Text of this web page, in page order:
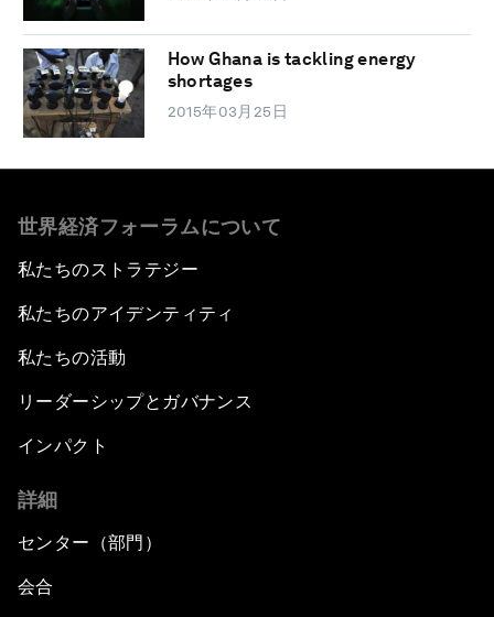
How Ghana is tackling energy
shortages
2015年03月25日
世界経済フォーラムについて
私たちのストラテジー
私たちのアイデンティティ
私たちの活動
リーダーシップとガバナンス
インパクト
詳細
センター（部門）
会合